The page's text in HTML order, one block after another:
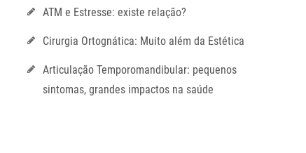
ATM e Estresse: existe relação?
Cirurgia Ortognática: Muito além da Estética
Articulação Temporomandibular: pequenos
sintomas, grandes impactos na saúde